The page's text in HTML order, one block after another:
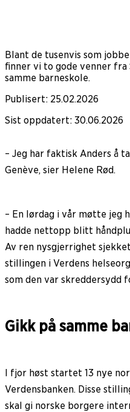
Blant de tusenvis som
finner vi to gode venner fra
samme barneskole.
Publisert: 25.02.2026
Sist oppdatert: 30.06.2026
– Jeg har faktisk Anders å
Genève, sier Helene Rød.
– En lørdag i vår møtte jeg
hadde nettopp blitt
Av ren nysgjerrighet
stillingen i Verdens
som den var skreddersydd
Gikk på samme
I fjor høst startet 13 nye
Verdensbanken. Disse
skal gi norske borgere